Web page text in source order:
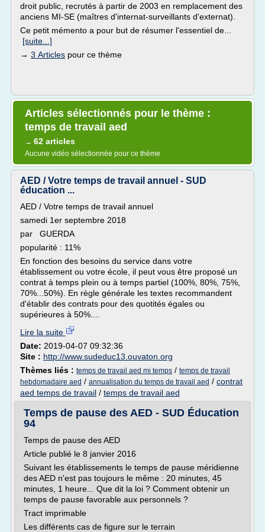
droit public, recrutés à partir de 2003 en remplacement des
anciens MI-SE (maîtres d'internat-surveillants d'externat).
Ce petit mémento a pour but de résumer l'essentiel de...
[suite...]
→ 3 Articles pour ce thème
Articles sélectionnés pour le thème :
temps de travail aed
→ 62 articles
Aucune vidéo sélectionnée pour ce thème
AED / Votre temps de travail annuel - SUD
éducation ...
AED / Votre temps de travail annuel
samedi 1er septembre 2018
par GUERDA
popularité : 11%
En fonction des besoins du service dans votre
établissement ou votre école, il peut vous être proposé un
contrat à temps plein ou à temps partiel (100%, 80%, 75%,
70%...50%). En règle générale les textes recommandent
d'établir des contrats pour des quotités égales ou
supérieures à 50%....
Lire la suite
Date: 2019-04-07 09:32:36
Site : http://www.sudeduc13.ouvaton.org
Thèmes liés : temps de travail aed mi temps / temps de travail
hebdomadaire aed / annualisation du temps de travail aed / contrat
aed temps de travail / temps de travail aed
Temps de pause des AED - SUD Éducation
94
Temps de pause des AED
Article publié le 8 janvier 2016
Suivant les établissements le temps de pause méridienne
des AED n'est pas toujours le même : 20 minutes, 45
minutes, 1 heure... Que dit la loi ? Comment obtenir un
temps de pause favorable aux personnels ?
Tract imprimable
Les différents cas de figure sur le terrain